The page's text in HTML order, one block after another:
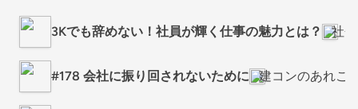
3Kでも辞めない！社員が輝く仕事の魅力とは？ 社
#178 会社に振り回されないために 建コンのあれこ